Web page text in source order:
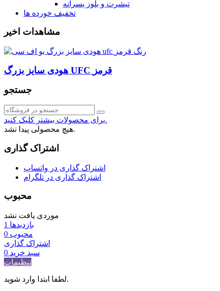
تیشرت و بلوز پسرانه
تخفیف خورده ها
مشاهدات اخیر
هودی سایز بزرگ UFC قرمز
جستجو
برای محصولات بیشتر کلیک کنید.
هیچ محصولی پیدا نشد.
اشتراک گذاری
اشتراک گذاری در واتساپ
اشتراک گذاری در تلگرام
محبوب
موردی یافت نشد
بازدیدها 1
محبوب 0
اشتراک گذاری
سبد خرید 0
تنظیمات
لطفا ابتدا وارد شوید.